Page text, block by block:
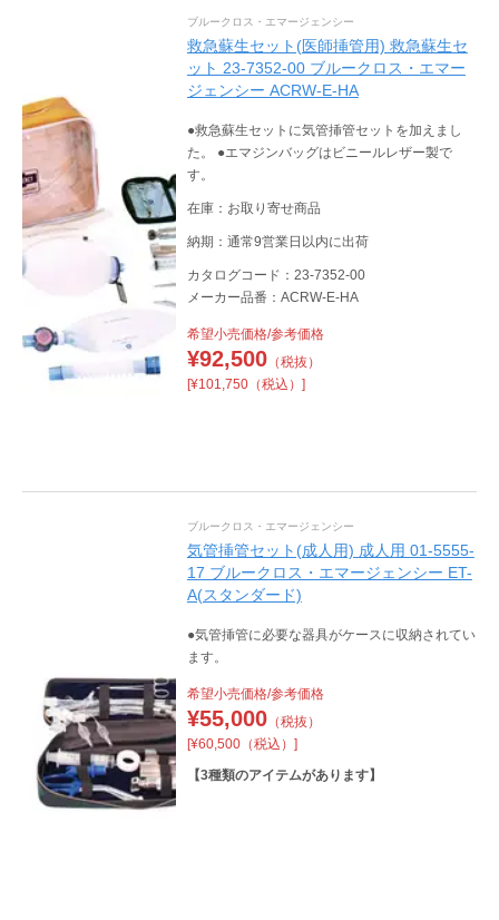
ブルークロス・エマージェンシー
救急蘇生セット(医師挿管用) 救急蘇生セ
ット 23-7352-00 ブルークロス・エマー
ジェンシー ACRW-E-HA
●救急蘇生セットに気管挿管セットを加えまし
た。 ●エマジンバッグはビニールレザー製で
す。
在庫：お取り寄せ商品
納期：通常9営業日以内に出荷
カタログコード：23-7352-00
メーカー品番：ACRW-E-HA
希望小売価格/参考価格
¥92,500（税抜）
[¥101,750（税込）]
ブルークロス・エマージェンシー
気管挿管セット(成人用) 成人用 01-5555-
17 ブルークロス・エマージェンシー ET-
A(スタンダード)
●気管挿管に必要な器具がケースに収納されてい
ます。
希望小売価格/参考価格
¥55,000（税抜）
[¥60,500（税込）]
【3種類のアイテムがあります】